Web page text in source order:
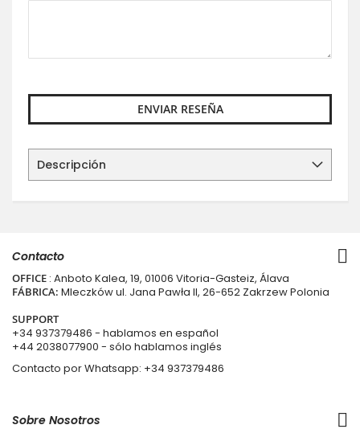
ENVIAR RESEÑA
Descripción
Contacto
OFFICE : Anboto Kalea, 19, 01006 Vitoria-Gasteiz, Álava
FÁBRICA: Mleczków ul. Jana Pawła II, 26-652 Zakrzew Polonia
SUPPORT
+34 937379486 - hablamos en español
+44 2038077900 - sólo hablamos inglés
Contacto por Whatsapp: +34 937379486
Sobre Nosotros